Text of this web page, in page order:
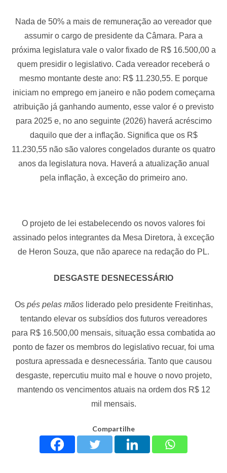
Nada de 50% a mais de remuneração ao vereador que
assumir o cargo de presidente da Câmara. Para a
próxima legislatura vale o valor fixado de R$ 16.500,00 a
quem presidir o legislativo. Cada vereador receberá o
mesmo montante deste ano: R$ 11.230,55. E porque
iniciam no emprego em janeiro e não podem começarna
atribuição já ganhando aumento, esse valor é o previsto
para 2025 e, no ano seguinte (2026) haverá acréscimo
daquilo que der a inflação. Significa que os R$
11.230,55 não são valores congelados durante os quatro
anos da legislatura nova. Haverá a atualização anual
pela inflação, à exceção do primeiro ano.
O projeto de lei estabelecendo os novos valores foi
assinado pelos integrantes da Mesa Diretora, à exceção
de Heron Souza, que não aparece na redação do PL.
DESGASTE DESNECESSÁRIO
Os pés pelas mãos liderado pelo presidente Freitinhas,
tentando elevar os subsídios dos futuros vereadores
para R$ 16.500,00 mensais, situação essa combatida ao
ponto de fazer os membros do legislativo recuar, foi uma
postura apressada e desnecessária. Tanto que causou
desgaste, repercutiu muito mal e houve o novo projeto,
mantendo os vencimentos atuais na ordem dos R$ 12
mil mensais.
Compartilhe